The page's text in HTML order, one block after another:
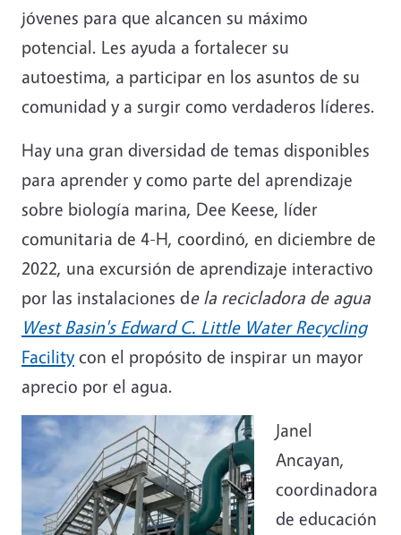
jóvenes para que alcancen su máximo
potencial. Les ayuda a fortalecer su
autoestima, a participar en los asuntos de su
comunidad y a surgir como verdaderos líderes.
Hay una gran diversidad de temas disponibles
para aprender y como parte del aprendizaje
sobre biología marina, Dee Keese, líder
comunitaria de 4-H, coordinó, en diciembre de
2022, una excursión de aprendizaje interactivo
por las instalaciones de la recicladora de agua
West Basin's Edward C. Little Water Recycling
Facilitycon el propósito de inspirar un mayor
aprecio por el agua.
Janel
Ancayan,
coordinadora
de educación